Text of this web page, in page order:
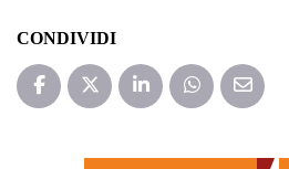
CONDIVIDI